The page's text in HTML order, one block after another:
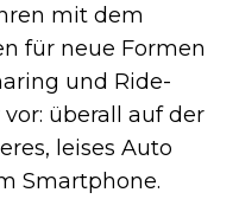
mit dem
für neue Formen
und Ride-
überall auf der
leises Auto
Smartphone.